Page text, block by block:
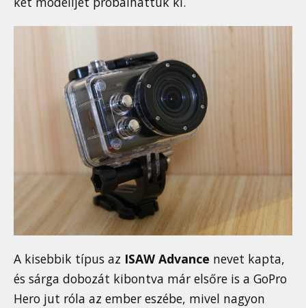
A kisebbik típus az ISAW Advance nevet kapta,
és sárga dobozát kibontva már elsőre is a GoPro
Hero jut róla az ember eszébe, mivel nagyon